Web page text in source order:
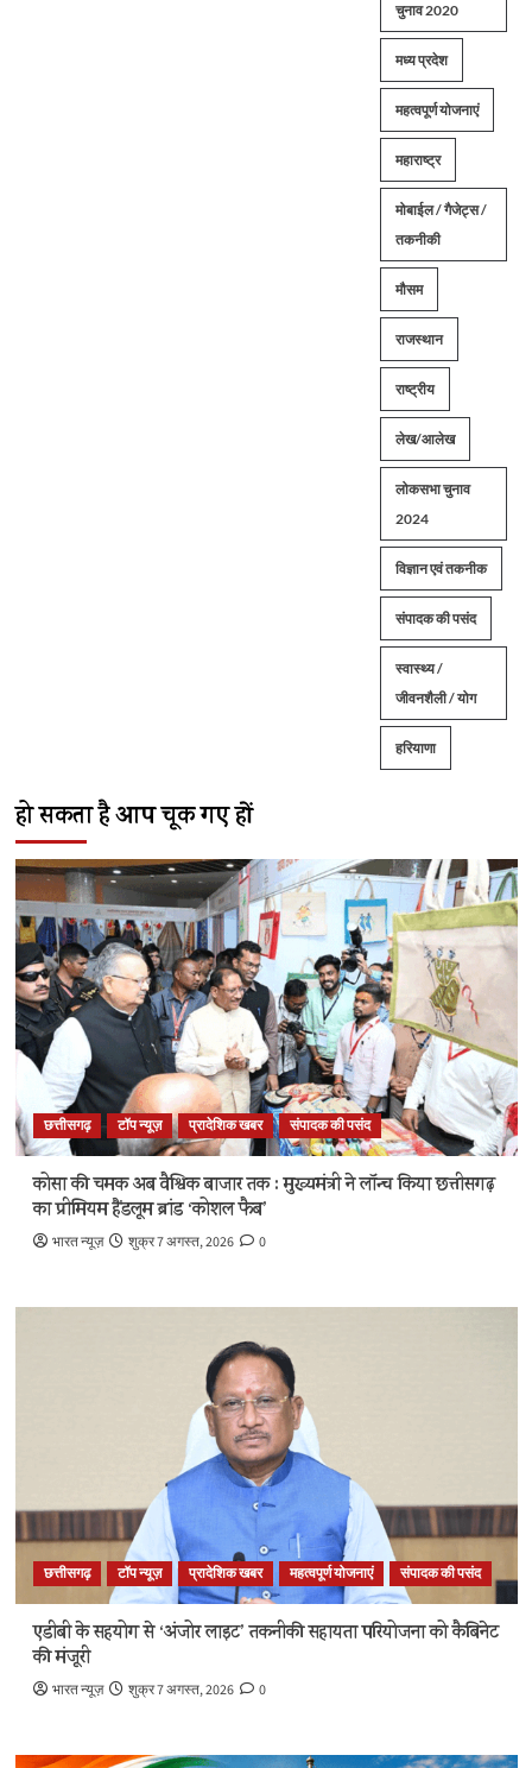
चुनाव 2020
मध्य प्रदेश
महत्वपूर्ण योजनाएं
महाराष्ट्र
मोबाईल / गैजेट्स /
तकनीकी
मौसम
राजस्थान
राष्ट्रीय
लेख/आलेख
लोकसभा चुनाव
2024
विज्ञान एवं तकनीक
संपादक की पसंद
स्वास्थ्य /
जीवनशैली / योग
हरियाणा
हो सकता है आप चूक गए हों
छत्तीसगढ़ टॉप न्यूज़ प्रादेशिक खबर संपादक की पसंद
कोसा की चमक अब वैश्विक बाजार तक : मुख्यमंत्री ने लॉन्च किया छत्तीसगढ़
का प्रीमियम हैंडलूम ब्रांड ‘कोशल फैब’
भारत न्यूज़ शुक्र 7 अगस्त, 2026 0
छत्तीसगढ़ टॉप न्यूज़ प्रादेशिक खबर महत्वपूर्ण योजनाएं संपादक की पसंद
एडीबी के सहयोग से ‘अंजोर लाइट’ तकनीकी सहायता परियोजना को कैबिनेट
की मंजूरी
भारत न्यूज़ शुक्र 7 अगस्त, 2026 0